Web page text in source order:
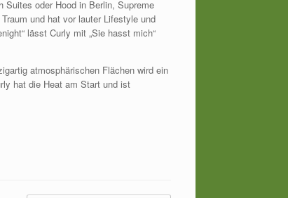
Suites oder Hood in Berlin, Supreme
und hat vor lauter Lifestyle und
lässt Curly mit „Sie hasst mich“
atmosphärischen Flächen wird ein
hat die Heat am Start und ist